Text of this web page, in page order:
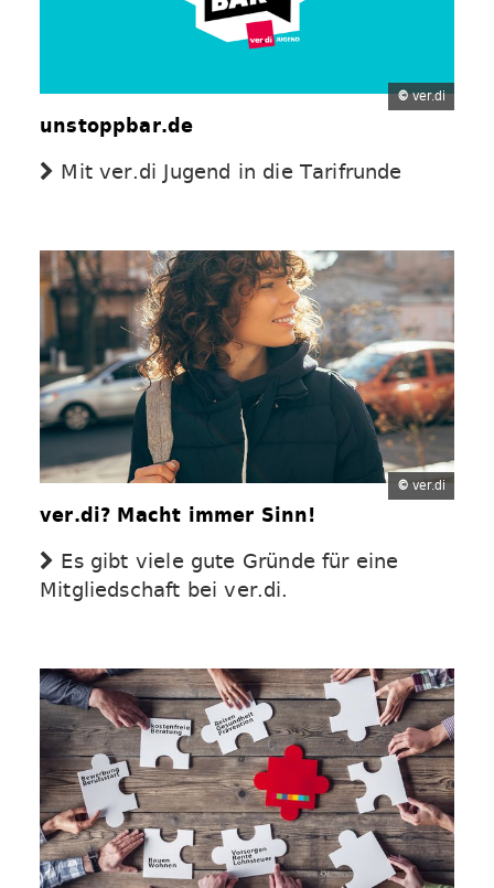
©ver.di
unstoppbar.de
Mit ver.di Jugend in die Tarifrunde
© ver.di
ver.di? Macht immer Sinn!
Es gibt viele gute Gründe für eine
Mitgliedschaft bei ver.di.